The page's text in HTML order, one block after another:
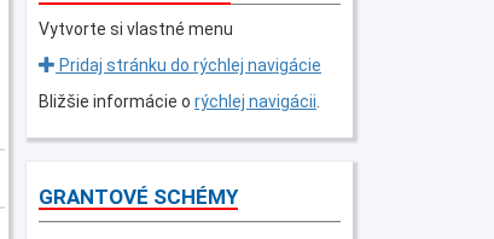
Vytvorte si vlastné menu
Pridaj stránku do rýchlej navigácie
Bližšie informácie o rýchlej navigácii
GRANTOVÉ SCHÉMY